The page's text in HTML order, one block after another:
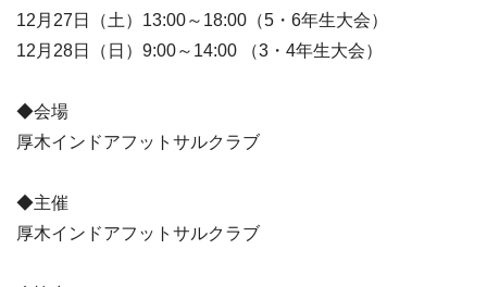
12月27日（土）13:00～18:00（5・6年生大会）
12月28日（日）9:00～14:00 （3・4年生大会）
◆会場
厚木インドアフットサルクラブ
◆主催
厚木インドアフットサルクラブ